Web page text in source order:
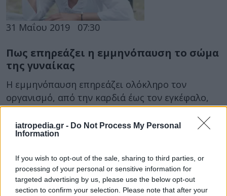
iatropedia.gr - Do Not Process My Personal
Information
If you wish to opt-out of the sale, sharing to third parties, or
processing of your personal or sensitive information for
targeted advertising by us, please use the below opt-out
section to confirm your selection. Please note that after your
31 Μαΐου 2019 07:30
Πως επηρεάζει η εμμηνόπαυση το σώμα
της γυναίκας
Η εμμηνόπαυση επηρεάζει ολόκληρο τον
οργανισμό, από την καρδιά έως τον εγκέφαλο,
επειδή μειώνονται τα επίπεδα ορισμένων πολύ
σημαντικών...